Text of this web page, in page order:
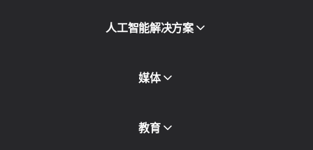
移动代理
住宅代理
代理目录
人工智能解决方案
媒体
博客和文章
合作伙伴
教育